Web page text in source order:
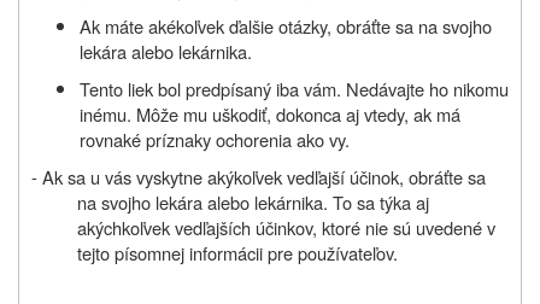
Ak máte akékoľvek ďalšie otázky, obráťte sa na svojho
lekára alebo lekárnika.
Tento liek bol predpísaný iba vám. Nedávajte ho nikomu
inému. Môže mu uškodiť, dokonca aj vtedy, ak má
rovnaké príznaky ochorenia ako vy.
-Ak sa u vás vyskytne akýkoľvek vedľajší účinok, obráťte sa
na svojho lekára alebo lekárnika. To sa týka aj
akýchkoľvek vedľajších účinkov, ktoré nie sú uvedené v
tejto písomnej informácii pre používateľov.